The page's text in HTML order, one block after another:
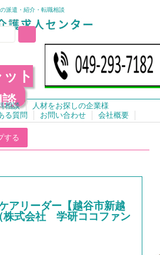
派遣・紹介・転職相談
ト
談
相談
人材をお探しの企業様
る質問 お問い合わせ 会社概要
する
アリーダー【越谷市新越
株式会社 学研ココファン